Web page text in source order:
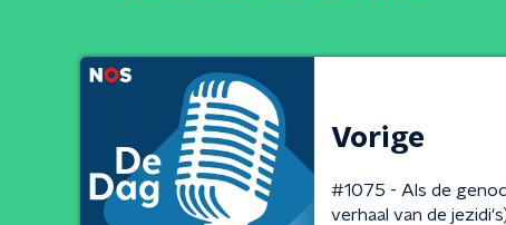
Vorige
#1075 - Als de
verhaal van de